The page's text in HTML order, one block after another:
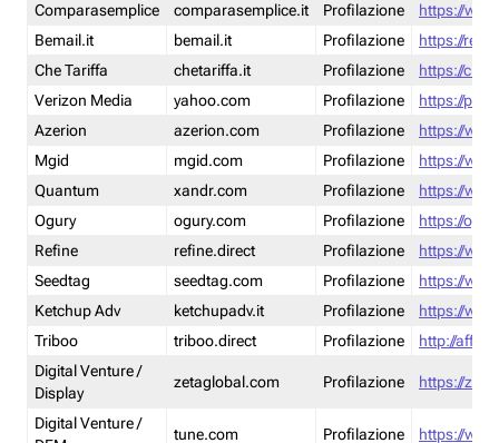
Comparasemplice
comparasemplice.it Profilazione
https://
Bemail.it
bemail.it Profilazione
https://
Che Tariffa
chetariffa.it Profilazione
https://
Verizon Media
yahoo.com Profilazione
https://
Azerion
azerion.com Profilazione
https://
Mgid
mgid.com Profilazione
https://
Quantum
xandr.com Profilazione
https://
Ogury
ogury.com Profilazione
https://
Refine
refine.direct Profilazione
https://
Seedtag
seedtag.com Profilazione
https://
Ketchup Adv
ketchupadv.it Profilazione
https://
Triboo
triboo.direct Profilazione
http://
Digital Venture /
Display
zetaglobal.com Profilazione https://
Digital Venture /
tune.com Profilazione https://